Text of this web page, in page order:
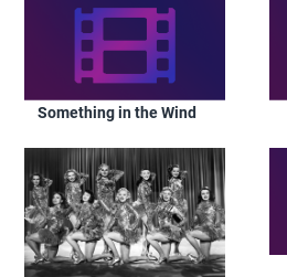
Something in the Wind